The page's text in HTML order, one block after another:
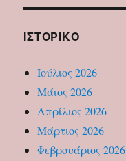
ΙΣΤΟΡΙΚΌ
Ιούλιος 2026
Μάιος 2026
Απρίλιος 2026
Μάρτιος 2026
Φεβρουάριος 2026